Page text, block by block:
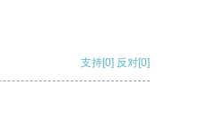
支持[0] 反对[0]